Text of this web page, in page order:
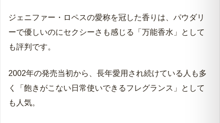
ジェニファー・ロペスの愛称を冠した香りは、パウダリ
ーで優しいのにセクシーさも感じる「万能香水」として
も評判です。
2002年の発売当初から、長年愛用され続けている人も多
く「飽きがこない日常使いできるフレグランス」として
も人気。